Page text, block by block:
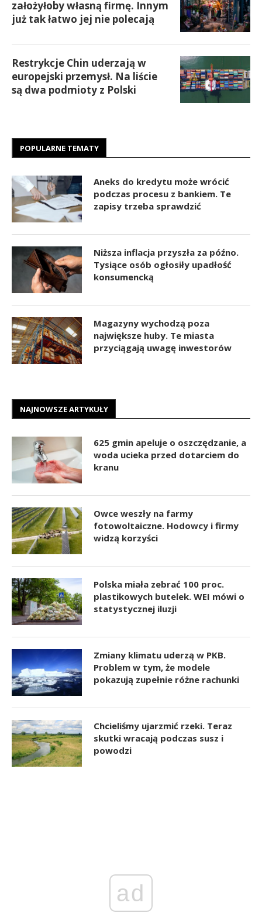
założyłoby własną firmę. Innym
już tak łatwo jej nie polecają
Restrykcje Chin uderzają w
europejski przemysł. Na liście
są dwa podmioty z Polski
POPULARNE TEMATY
Aneks do kredytu może wrócić
podczas procesu z bankiem. Te
zapisy trzeba sprawdzić
Niższa inflacja przyszła za późno.
Tysiące osób ogłosiły upadłość
konsumencką
Magazyny wychodzą poza
największe huby. Te miasta
przyciągają uwagę inwestorów
NAJNOWSZE ARTYKUŁY
625 gmin apeluje o oszczędzanie, a
woda ucieka przed dotarciem do
kranu
Owce weszły na farmy
fotowoltaiczne. Hodowcy i firmy
widzą korzyści
Polska miała zebrać 100 proc.
plastikowych butelek. WEI mówi o
statystycznej iluzji
Zmiany klimatu uderzą w PKB.
Problem w tym, że modele
pokazują zupełnie różne rachunki
Chcieliśmy ujarzmić rzeki. Teraz
skutki wracają podczas susz i
powodzi
ad